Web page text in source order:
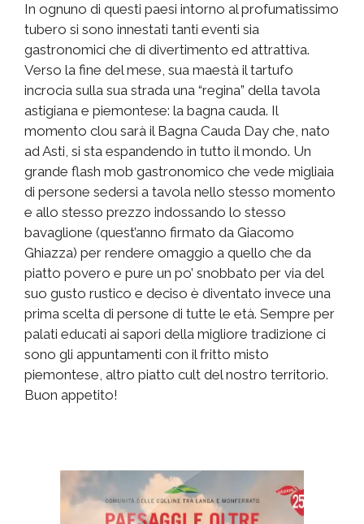
In ognuno di questi paesi intorno al profumatissimo
tubero si sono innestati tanti eventi sia
gastronomici che di divertimento ed attrattiva.
Verso la fine del mese, sua maestà il tartufo
incrocia sulla sua strada una “regina” della tavola
astigiana e piemontese: la bagna cauda. Il
momento clou sarà il Bagna Cauda Day che, nato
ad Asti, si sta espandendo in tutto il mondo. Un
grande flash mob gastronomico che vede migliaia
di persone sedersi a tavola nello stesso momento
e allo stesso prezzo indossando lo stesso
bavaglione (quest’anno firmato da Giacomo
Ghiazza) per rendere omaggio a quello che da
piatto povero e pure un po’ snobbato per via del
suo gusto rustico e deciso è diventato invece una
prima scelta di persone di tutte le età. Sempre per
palati educati ai sapori della migliore tradizione ci
sono gli appuntamenti con il fritto misto
piemontese, altro piatto cult del nostro territorio.
Buon appetito!